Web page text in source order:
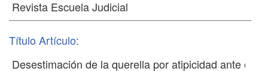
Título Artículo: